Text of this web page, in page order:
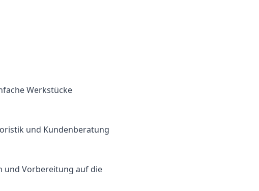
Werkstücke
und Kundenberatung
und Vorbereitung auf die